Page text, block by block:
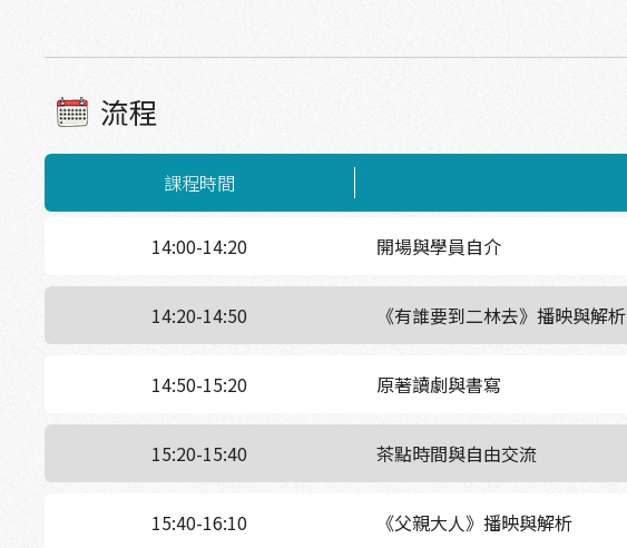
流程
課程時間
14:00-14:20 開場與學員自介
14:20-14:50 《有誰要到二林去》播映與解析
14:50-15:20 原著讀劇與書寫
15:20-15:40 茶點時間與自由交流
15:40-16:10 《父親大人》播映與解析